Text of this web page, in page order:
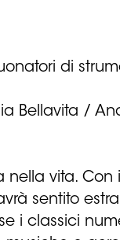
di
Bellavita /
vita.
sentito
classici